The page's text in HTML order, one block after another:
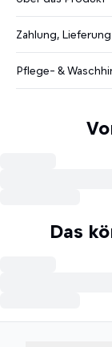
Zahlung,
Pflege- &
Das